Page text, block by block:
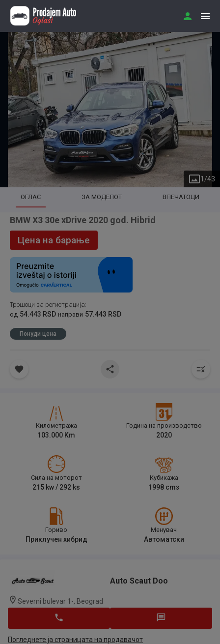
1 /43
ОГЛАС ЗА МОДЕЛОТ ВПЕЧАТОЦИ
BMW X3 30e xDrive 2020 god. Hibrid
Цена на барање
Трошоци за регистрација:
од 54.443 RSD направи 57.443 RSD
Понуди цена
Километража
103.000 Km
Година на производство
2020
Сила на моторот
215 kw / 292 ks
Кубикажа
1998 cm3
Гориво
Приклучен хибрид
Менувач
Автоматски
Auto Scaut Doo
Severni bulevar 1-, Beograd
Погледнете ја страницата на продавачот